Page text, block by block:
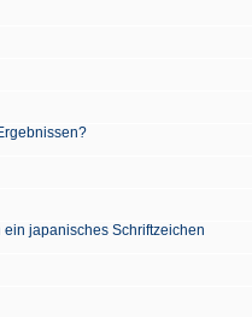
japanisches Schriftzeichen